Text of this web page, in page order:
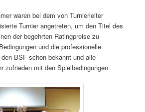
waren bei dem von Turnierleiter
Turnier angetreten, um den Titel des
der begehrten Ratingpreise zu
und die professionelle
BSF schon bekannt und alle
zufrieden mit den Spielbedingungen.